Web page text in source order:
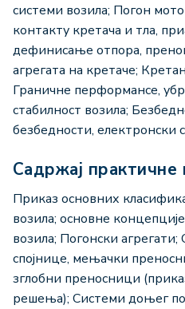
системи возила; Погон
контакту кретача и тла,
дефинисање отпора,
агрегата на кретаче;
Граничне перформансе,
стабилност возила;
безбедности, електронски
Садржај практичне
Приказ основних
возила; основне
возила; Погонски агрегати;
спојнице, мењачки
зглобни преносници
решења); Системи доњег